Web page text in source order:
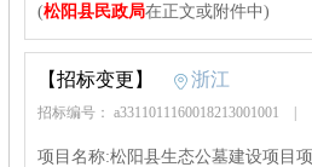
(松阳县民政局在正文或附件中)
【招标变更】 浙江
招标编号： a3311011160018213001001
项目名称:松阳县生态公墓建设项目